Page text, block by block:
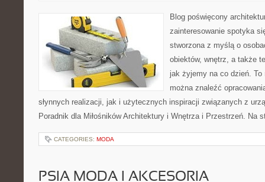
Blog poświęcony
zainteresowanie spotyka
stworzona z myślą o
obiektów, wnętrz, a także
jak żyjemy na co dzień.
można znaleźć
słynnych realizacji, jak i użytecznych inspiracji związanych z
Poradnik dla Miłośników Architektury i Wnętrza i Przestrzeń.
CATEGORIES: MODA
PSIA MODA I AKCESORIA